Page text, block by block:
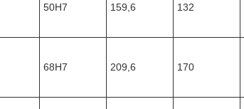
50Н7 159,6 132
68Н7 209,6 170